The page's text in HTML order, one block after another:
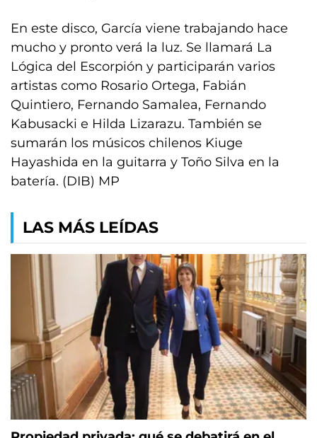
En este disco, García viene trabajando hace
mucho y pronto verá la luz. Se llamará La
Lógica del Escorpión y participarán varios
artistas como Rosario Ortega, Fabián
Quintiero, Fernando Samalea, Fernando
Kabusacki e Hilda Lizarazu. También se
sumarán los músicos chilenos Kiuge
Hayashida en la guitarra y Toño Silva en la
batería. (DIB) MP
LAS MÁS LEÍDAS